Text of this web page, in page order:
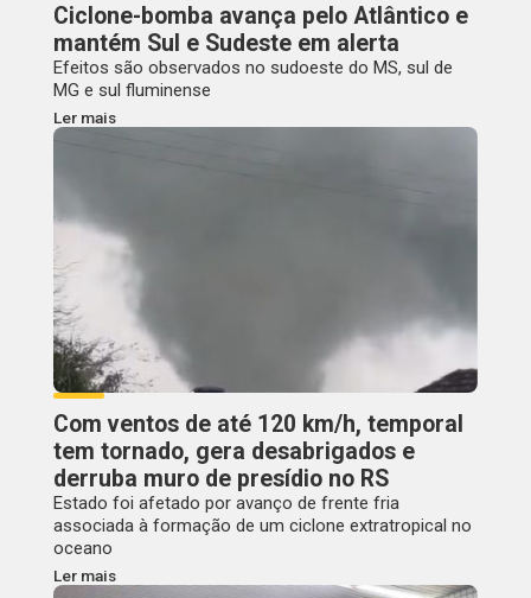
Ciclone-bomba avança pelo Atlântico e
mantém Sul e Sudeste em alerta
Efeitos são observados no sudoeste do MS, sul de
MG e sul fluminense
Ler mais
Com ventos de até 120 km/h, temporal
tem tornado, gera desabrigados e
derruba muro de presídio no RS
Estado foi afetado por avanço de frente fria
associada à formação de um ciclone extratropical no
oceano
Ler mais